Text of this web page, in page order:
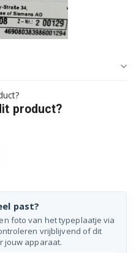
product?
past?
foto van het typeplaatje via
vrijblijvend of dit
jouw apparaat.